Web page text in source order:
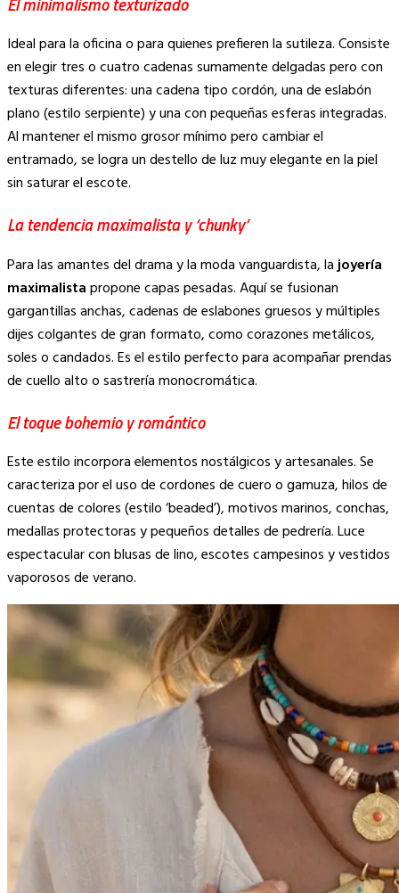
Ideal para la oficina o para quienes prefieren la sutileza. Consiste
en elegir tres o cuatro cadenas sumamente delgadas pero con
texturas diferentes: una cadena tipo cordón, una de eslabón
plano (estilo serpiente) y una con pequeñas esferas integradas.
Al mantener el mismo grosor mínimo pero cambiar el
entramado, se logra un destello de luz muy elegante en la piel
sin saturar el escote.
La tendencia maximalista y ‘chunky’
Para las amantes del drama y la moda vanguardista, lajoyería
maximalistapropone capas pesadas. Aquí se fusionan
gargantillas anchas, cadenas de eslabones gruesos y múltiples
dijes colgantes de gran formato, como corazones metálicos,
soles o candados. Es el estilo perfecto para acompañar prendas
de cuello alto o sastrería monocromática.
El toque bohemio y romántico
Este estilo incorpora elementos nostálgicos y artesanales. Se
caracteriza por el uso de cordones de cuero o gamuza, hilos de
cuentas de colores (estilo ‘beaded’), motivos marinos, conchas,
medallas protectoras y pequeños detalles de pedrería. Luce
espectacular con blusas de lino, escotes campesinos y vestidos
vaporosos de verano.